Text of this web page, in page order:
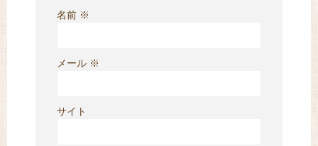
名前 ※
メール ※
サイト